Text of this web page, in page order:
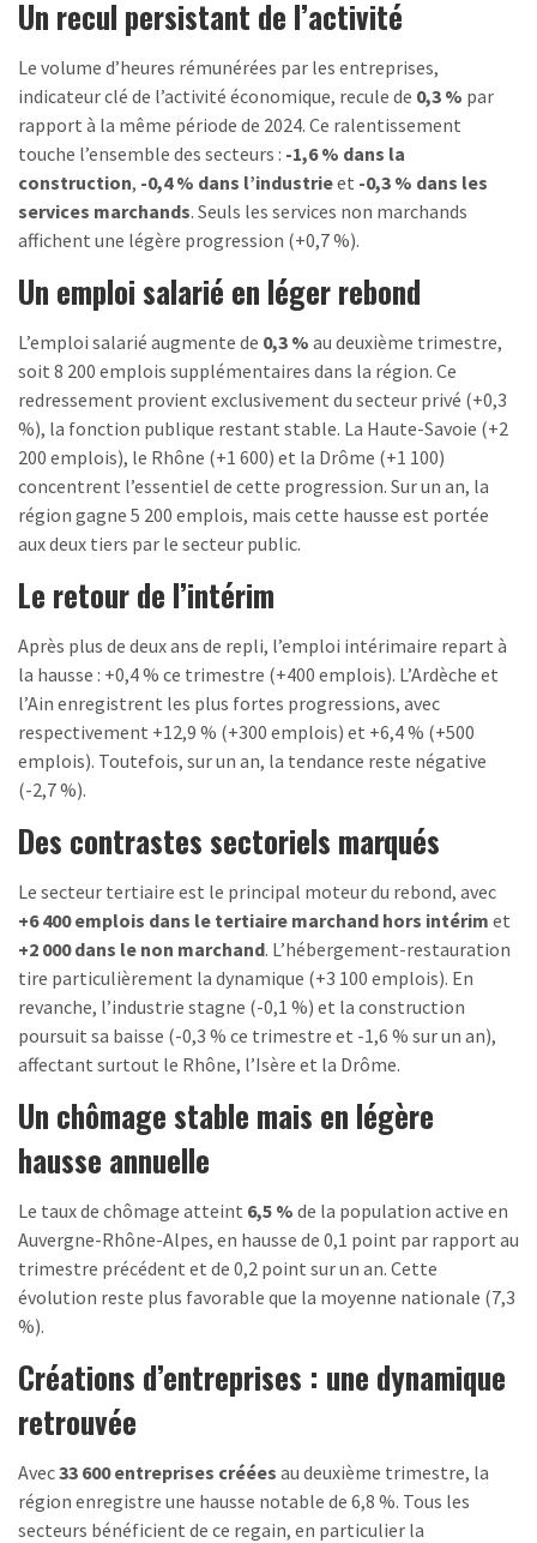
Un recul persistant de l’activité
Le volume d’heures rémunérées par les entreprises,
indicateur clé de l’activité économique, recule de 0,3 % par
rapport à la même période de 2024. Ce ralentissement
touche l’ensemble des secteurs : -1,6 % dans la
construction, -0,4 % dans l’industrieet -0,3 % dans les
services marchands. Seuls les services non marchands
affichent une légère progression (+0,7 %).
Un emploi salarié en léger rebond
L’emploi salarié augmente de 0,3 % au deuxième trimestre,
soit 8 200 emplois supplémentaires dans la région. Ce
redressement provient exclusivement du secteur privé (+0,3
%), la fonction publique restant stable. La Haute-Savoie (+2
200 emplois), le Rhône (+1 600) et la Drôme (+1 100)
concentrent l’essentiel de cette progression. Sur un an, la
région gagne 5 200 emplois, mais cette hausse est portée
aux deux tiers par le secteur public.
Le retour de l’intérim
Après plus de deux ans de repli, l’emploi intérimaire repart à
la hausse : +0,4 % ce trimestre (+400 emplois). L’Ardèche et
l’Ain enregistrent les plus fortes progressions, avec
respectivement +12,9 % (+300 emplois) et +6,4 % (+500
emplois). Toutefois, sur un an, la tendance reste négative
(-2,7 %).
Des contrastes sectoriels marqués
Le secteur tertiaire est le principal moteur du rebond, avec
+6 400 emplois dans le tertiaire marchand hors intérim et
+2 000 dans le non marchand. L’hébergement-restauration
tire particulièrement la dynamique (+3 100 emplois). En
revanche, l’industrie stagne (-0,1 %) et la construction
poursuit sa baisse (-0,3 % ce trimestre et -1,6 % sur un an),
affectant surtout le Rhône, l’Isère et la Drôme.
Un chômage stable mais en légère
hausse annuelle
Le taux de chômage atteint 6,5 % de la population active en
Auvergne-Rhône-Alpes, en hausse de 0,1 point par rapport au
trimestre précédent et de 0,2 point sur un an. Cette
évolution reste plus favorable que la moyenne nationale (7,3
%).
Créations d’entreprises : une dynamique
retrouvée
Avec33 600 entreprises créées au deuxième trimestre, la
région enregistre une hausse notable de 6,8 %. Tous les
secteurs bénéficient de ce regain, en particulier la